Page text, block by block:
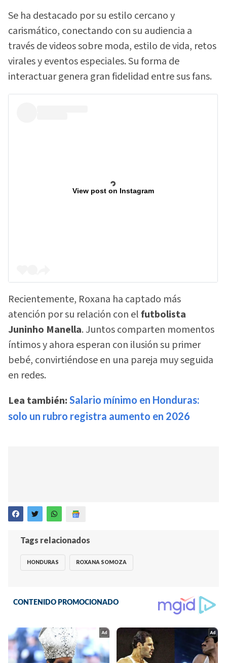
Se ha destacado por su estilo cercano y
carismático, conectando con su audiencia a
través de videos sobre moda, estilo de vida, retos
virales y eventos especiales. Su forma de
interactuar genera gran fidelidad entre sus fans.
View post on Instagram
Recientemente, Roxana ha captado más
atención por su relación con elfutbolista
Juninho Manella. Juntos comparten momentos
íntimos y ahora esperan con ilusión su primer
bebé, convirtiéndose en una pareja muy seguida
en redes.
Lea también: Salario mínimo en Honduras:
solo un rubro registra aumento en 2026
Tags relacionados
HONDURAS ROXANA SOMOZA